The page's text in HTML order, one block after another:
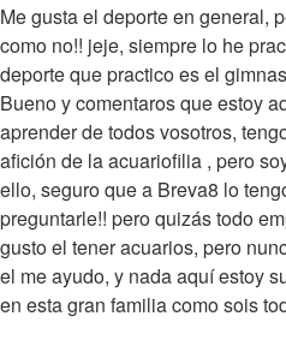
Me gusta el deporte en general,
como no!! jeje, siempre lo he
deporte que practico es el
Bueno y comentaros que estoy
aprender de todos vosotros,
afición de la acuariofilia , pero
ello, seguro que a Breva8 lo
preguntarle!! pero quizás todo
gusto el tener acuarios, pero
el me ayudo, y nada aquí estoy
en esta gran familia como sois